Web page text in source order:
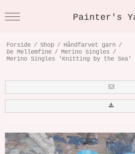
Painter's
Forside / Shop / Håndfarvet garn /
De Mellemfine / Merino Singles /
Merino Singles 'Knitting by the Sea'